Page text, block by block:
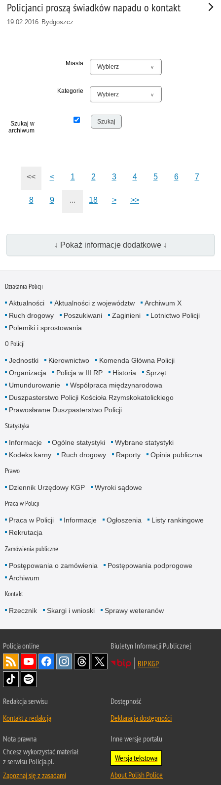
Policjanci proszą świadków napadu o kontakt
19.02.2016 Bydgoszcz
Miasta
Kategorie
Szukaj w
archiwum
<< < 1 2 3 4 5 6 7
8 9 ... 18 > >>
↓ Pokaż informacje dodatkowe ↓
Działania Policji
Aktualności Aktualności z województw
Archiwum X
Ruch drogowy
Poszukiwani Zaginieni
Lotnictwo Policji
Polemiki i sprostowania
O Policji
Jednostki Kierownictwo
Komenda Główna Policji
Organizacja
Policja w III RP Historia
Sprzęt
Umundurowanie
Współpraca międzynarodowa
Duszpasterstwo Policji Kościoła Rzymskokatolickiego
Prawosławne Duszpasterstwo Policji
Statystyka
Informacje Ogólne statystyki
Wybrane statystyki
Kodeks karny
Ruch drogowy Raporty Opinia publiczna
Prawo
Dziennik Urzędowy KGP Wyroki sądowe
Praca w Policji
Praca w Policji Informacje Ogłoszenia
Listy rankingowe
Rekrutacja
Zamówienia publiczne
Postępowania o zamówienia
Postępowania podprogowe
Archiwum
Kontakt
Rzecznik Skargi i wnioski Sprawy weteranów
Policjaonline
Biuletyn Informacji Publicznej
BIP KGP
Redakcja serwisu
Kontakt z redakcją
Dostępność
Deklaracja dostępności
Nota prawna
Chcesz wykorzystać materiał
z serwisu Policja.pl.
Zapoznaj się z zasadami
Inne wersje portalu
Wersja tekstowa
About Polish Police